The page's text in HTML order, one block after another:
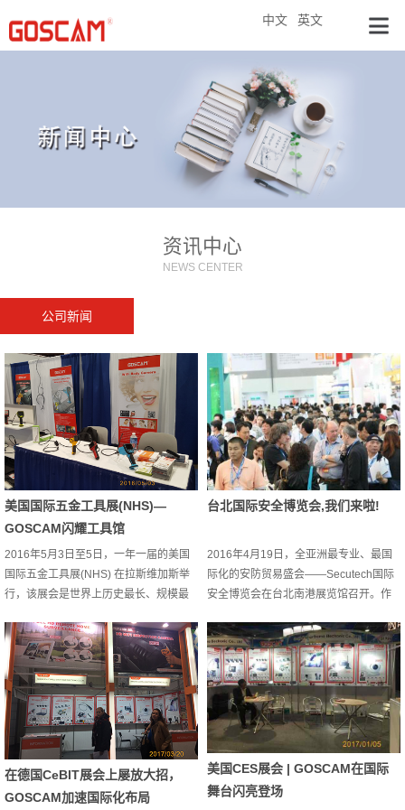
英文
中文
资讯中心
NEWS CENTER
公司新闻
美国国际五金工具展(NHS)—
GOSCAM闪耀工具馆
2016年5月3日至5日，一年一届的美国
国际五金工具展(NHS) 在拉斯维加斯举
行，该展会是世界上历史最长、规模最
大的五金工具、五金制品及户外用品展
览会，每年都吸引了全球最高水准的参
展商和采购商前往参会。作为国内最专
业、品种最齐全、规模最大的智能家居
产品制造企业,GOSCAM携带传统强项系
列检测工具最新款式惊艳亮相，吸引了
众多商客的注意，其时尚的外观与卓越
的性能令...
台北国际安全博览会,我们来啦!
2016年4月19日，全亚洲最专业、最国
际化的安防贸易盛会——Secutech国际
安全博览会在台北南港展览馆召开。作
台北国际安全博览会自1998年开展以
来，每年都吸引来自世界各个国家的厂
商参展和业内人士前来参观，对安防行
业发展具有巨大的推进作用。 GOSCAM
作为国内最专业、品种最齐全、规模最
大的智能家居产品制造企业，以最优质
的产品、最领先的技术以及无与伦比的...
在德国CeBIT展会上屡放大招，
GOSCAM加速国际化布局
美国CES展会 | GOSCAM在国际
舞台闪亮登场